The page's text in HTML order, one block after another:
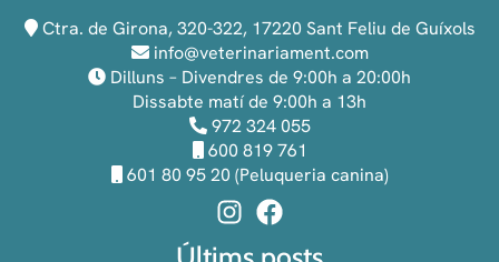
Ctra. de Girona, 320-322, 17220 Sant Feliu de Guíxols
info@veterinariament.com
Dilluns – Divendres de 9:00h a 20:00h
Dissabte matí de 9:00h a 13h
972 324 055
600 819 761
601 80 95 20 (Peluqueria canina)